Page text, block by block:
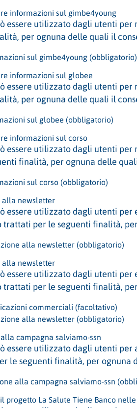
informazioni sul gimbe4young
essere utilizzato dagli utenti
per ognuna delle quali il
sul gimbe4young (obbligatorio)
informazioni sul globee
essere utilizzato dagli utenti
per ognuna delle quali il
sul globee (obbligatorio)
informazioni sul corso
essere utilizzato dagli utenti
finalità, per ognuna delle
sul corso (obbligatorio)
alla newsletter
essere utilizzato dagli utenti
trattati per le seguenti finalità,
alla newsletter (obbligatorio)
alla newsletter
essere utilizzato dagli utenti
trattati per le seguenti finalità,
commerciali (facoltativo)
alla newsletter (obbligatorio)
campagna salviamo-ssn
essere utilizzato dagli utenti
le seguenti finalità, per ognuna
alla campagna salviamo-ssn
progetto La Salute Tiene Banco